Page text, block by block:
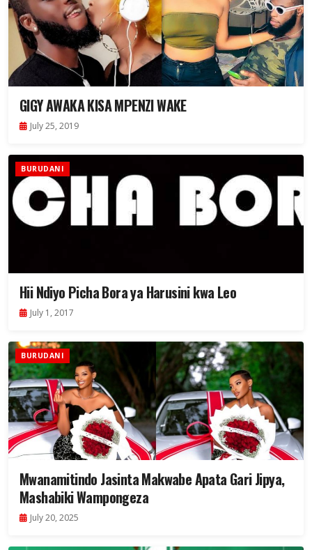
GIGY AWAKA KISA MPENZI WAKE
July 25, 2019
BURUDANI
Hii Ndiyo Picha Bora ya Harusini kwa Leo
July 1, 2017
BURUDANI
Mwanamitindo Jasinta Makwabe Apata Gari Jipya,
Mashabiki Wampongeza
July 20, 2025